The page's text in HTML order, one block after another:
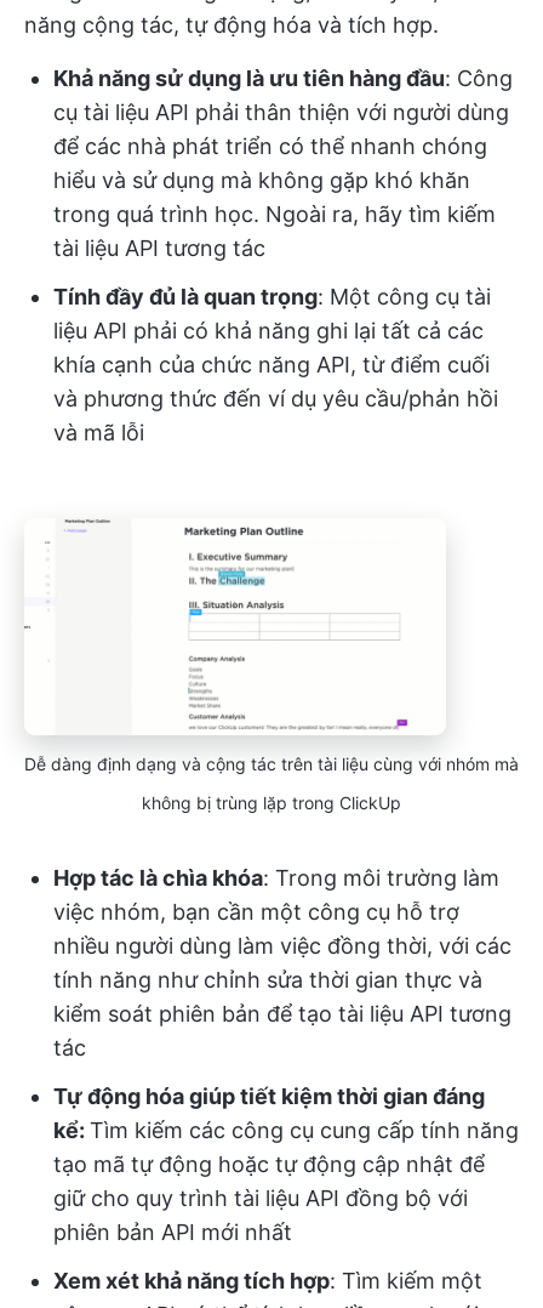
năng cộng tác, tự động hóa và tích hợp.
Khả năng sử dụng là ưu tiên hàng đầu: Công
cụ tài liệu API phải thân thiện với người dùng
để các nhà phát triển có thể nhanh chóng
hiểu và sử dụng mà không gặp khó khăn
trong quá trình học. Ngoài ra, hãy tìm kiếm
tài liệu API tương tác
Tính đầy đủ là quan trọng: Một công cụ tài
liệu API phải có khả năng ghi lại tất cả các
khía cạnh của chức năng API, từ điểm cuối
và phương thức đến ví dụ yêu cầu/phản hồi
và mã lỗi
Dễ dàng định dạng và cộng tác trên tài liệu cùng với nhóm mà
không bị trùng lặp trong ClickUp
Hợp tác là chìa khóa: Trong môi trường làm
việc nhóm, bạn cần một công cụ hỗ trợ
nhiều người dùng làm việc đồng thời, với các
tính năng như chỉnh sửa thời gian thực và
kiểm soát phiên bản để tạo tài liệu API tương
tác
Tự động hóa giúp tiết kiệm thời gian đáng
kể: Tìm kiếm các công cụ cung cấp tính năng
tạo mã tự động hoặc tự động cập nhật để
giữ cho quy trình tài liệu API đồng bộ với
phiên bản API mới nhất
Xem xét khả năng tích hợp: Tìm kiếm một